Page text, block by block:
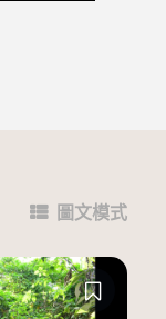
圖文模式